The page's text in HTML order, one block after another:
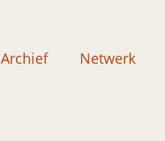
Archief Netwerk